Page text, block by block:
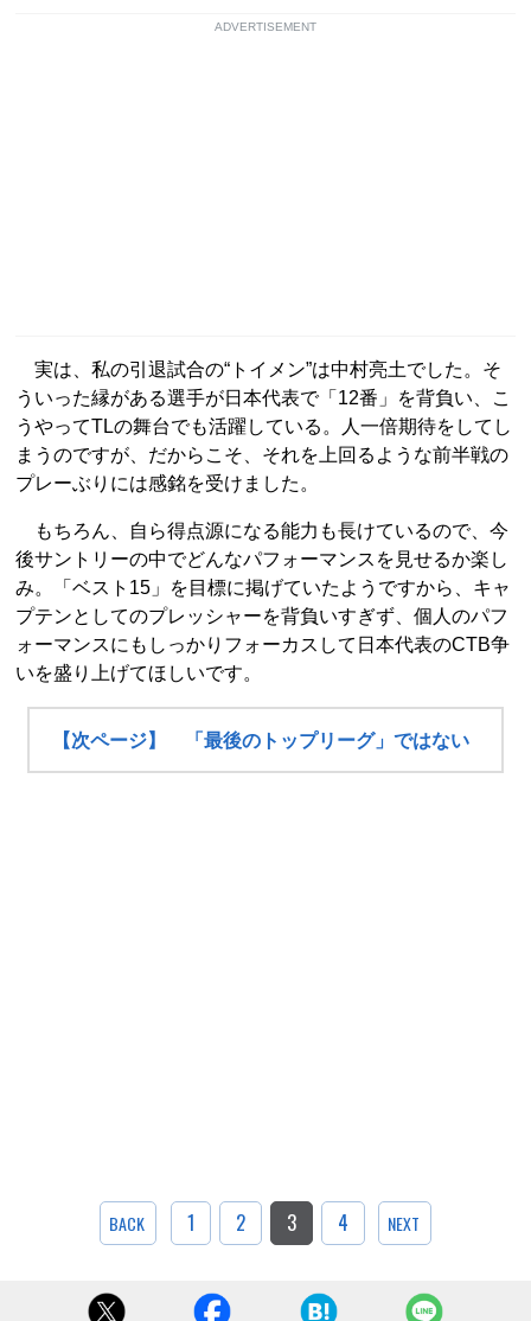
ADVERTISEMENT
実は、私の引退試合の“トイメン”は中村亮土でした。そ
ういった縁がある選手が日本代表で「12番」を背負い、こ
うやってTLの舞台でも活躍している。人一倍期待をしてし
まうのですが、だからこそ、それを上回るような前半戦の
プレーぶりには感銘を受けました。
もちろん、自ら得点源になる能力も長けているので、今
後サントリーの中でどんなパフォーマンスを見せるか楽し
み。「ベスト15」を目標に掲げていたようですから、キャ
プテンとしてのプレッシャーを背負いすぎず、個人のパフ
ォーマンスにもしっかりフォーカスして日本代表のCTB争
いを盛り上げてほしいです。
【次ページ】 「最後のトップリーグ」ではない
BACK 1 2 3 4 NEXT